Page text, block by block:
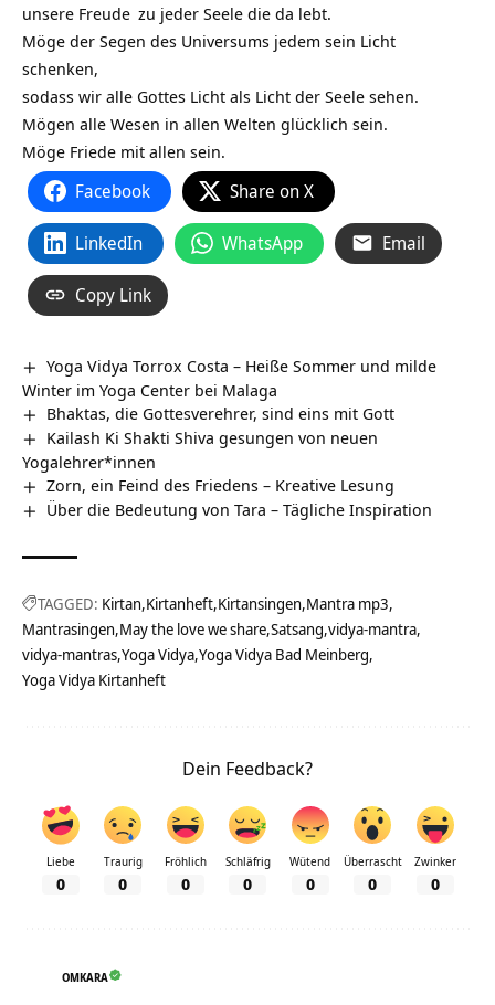
unsere Freude zu jeder Seele die da lebt.
Möge der Segen des Universums jedem sein Licht
schenken,
sodass wir alle Gottes Licht als Licht der Seele sehen.
Mögen alle Wesen in allen Welten glücklich sein.
Möge Friede mit allen sein.
Facebook Share on X
LinkedIn WhatsApp Email
Copy Link
Yoga Vidya Torrox Costa – Heiße Sommer und milde
Winter im Yoga Center bei Malaga
Bhaktas, die Gottesverehrer, sind eins mit Gott
Kailash Ki Shakti Shiva gesungen von neuen
Yogalehrer*innen
Zorn, ein Feind des Friedens – Kreative Lesung
Über die Bedeutung von Tara – Tägliche Inspiration
TAGGED: Kirtan Kirtanheft Kirtansingen Mantra mp3
Mantrasingen May the love we share Satsang vidya-mantra
vidya-mantras Yoga Vidya Yoga Vidya Bad Meinberg
Yoga Vidya Kirtanheft
Dein Feedback?
Liebe
0
Traurig
0
Fröhlich
0
Schläfrig
0
Wütend
0
Überrascht
0
Zwinker
0
OMKARA